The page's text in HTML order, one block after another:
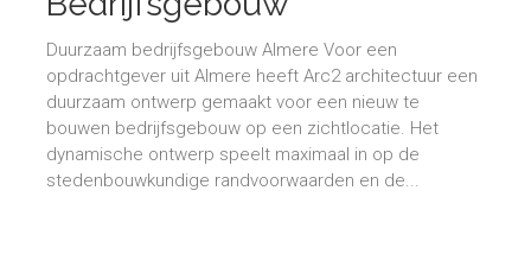
Duurzaam bedrijfsgebouw Almere Voor een
opdrachtgever uit Almere heeft Arc2 architectuur een
duurzaam ontwerp gemaakt voor een nieuw te
bouwen bedrijfsgebouw op een zichtlocatie. Het
dynamische ontwerp speelt maximaal in op de
stedenbouwkundige randvoorwaarden en de...